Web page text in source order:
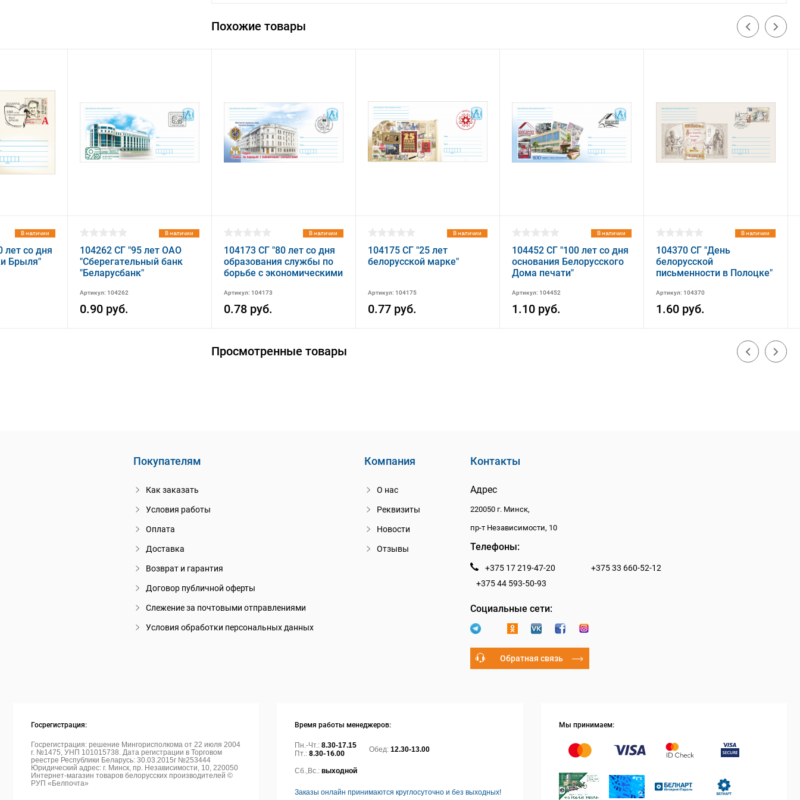
Похожие товары
В наличии
лет со дня
Брыля"
В наличии
104262 СГ "95 лет ОАО
"Сберегательный банк
"Беларусбанк"
Артикул: 104262
0.90 руб.
В наличии
104173 СГ "80 лет со дня
образования службы по
борьбе с экономическими
внутренних дел
Республики Беларусь"
Артикул: 104173
0.78 руб.
В наличии
104175 СГ "25 лет
белорусской марке"
Артикул: 104175
0.77 руб.
В наличии
104452 СГ "100 лет со дня
основания Белорусского
Дома печати"
Артикул: 104452
1.10 руб.
В наличии
104370 СГ "День
белорусской
письменности в Полоцке"
Артикул: 104370
1.60 руб.
Просмотренные товары
Покупателям
Как заказать
Условия работы
Оплата
Доставка
Возврат и гарантия
Договор публичной оферты
Слежение за почтовыми отправлениями
Условия обработки персональных данных
Компания
О нас
Реквизиты
Новости
Отзывы
Контакты
Адрес
220050 г. Минск,
пр-т Независимости, 10
Телефоны:
+375 17 219-47-20
+375 33 660-52-12
+375 44 593-50-93
Социальные сети:
Обратная связь
Госрегистрация:
Госрегистрация: решение Мингорисполкома от 22 июля 2004
г. №1475, УНП 101015738. Дата регистрации в Торговом
реестре Республики Беларусь: 30.03.2015г №253444
Юридический адрес: г. Минск, пр. Независимости, 10, 220050
Интернет-магазин товаров белорусских производителей ©
РУП «Белпочта»
Время работы менеджеров:
Пн.-Чт.:8.30-17.15
Пт.:8.30-16.00 Обед:12.30-13.00
Сб.,Вс.:выходной
Заказы онлайн принимаются круглосуточно и без выходных!
Мы принимаем: